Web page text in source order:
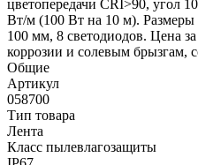
цветопередачи CRI>90, угол
Вт/м (100 Вт на 10 м).
100 мм, 8 светодиодов. Цена
коррозии и солевым брызгам,
Общие
Артикул
058700
Тип товара
Лента
Класс пылевлагозащиты